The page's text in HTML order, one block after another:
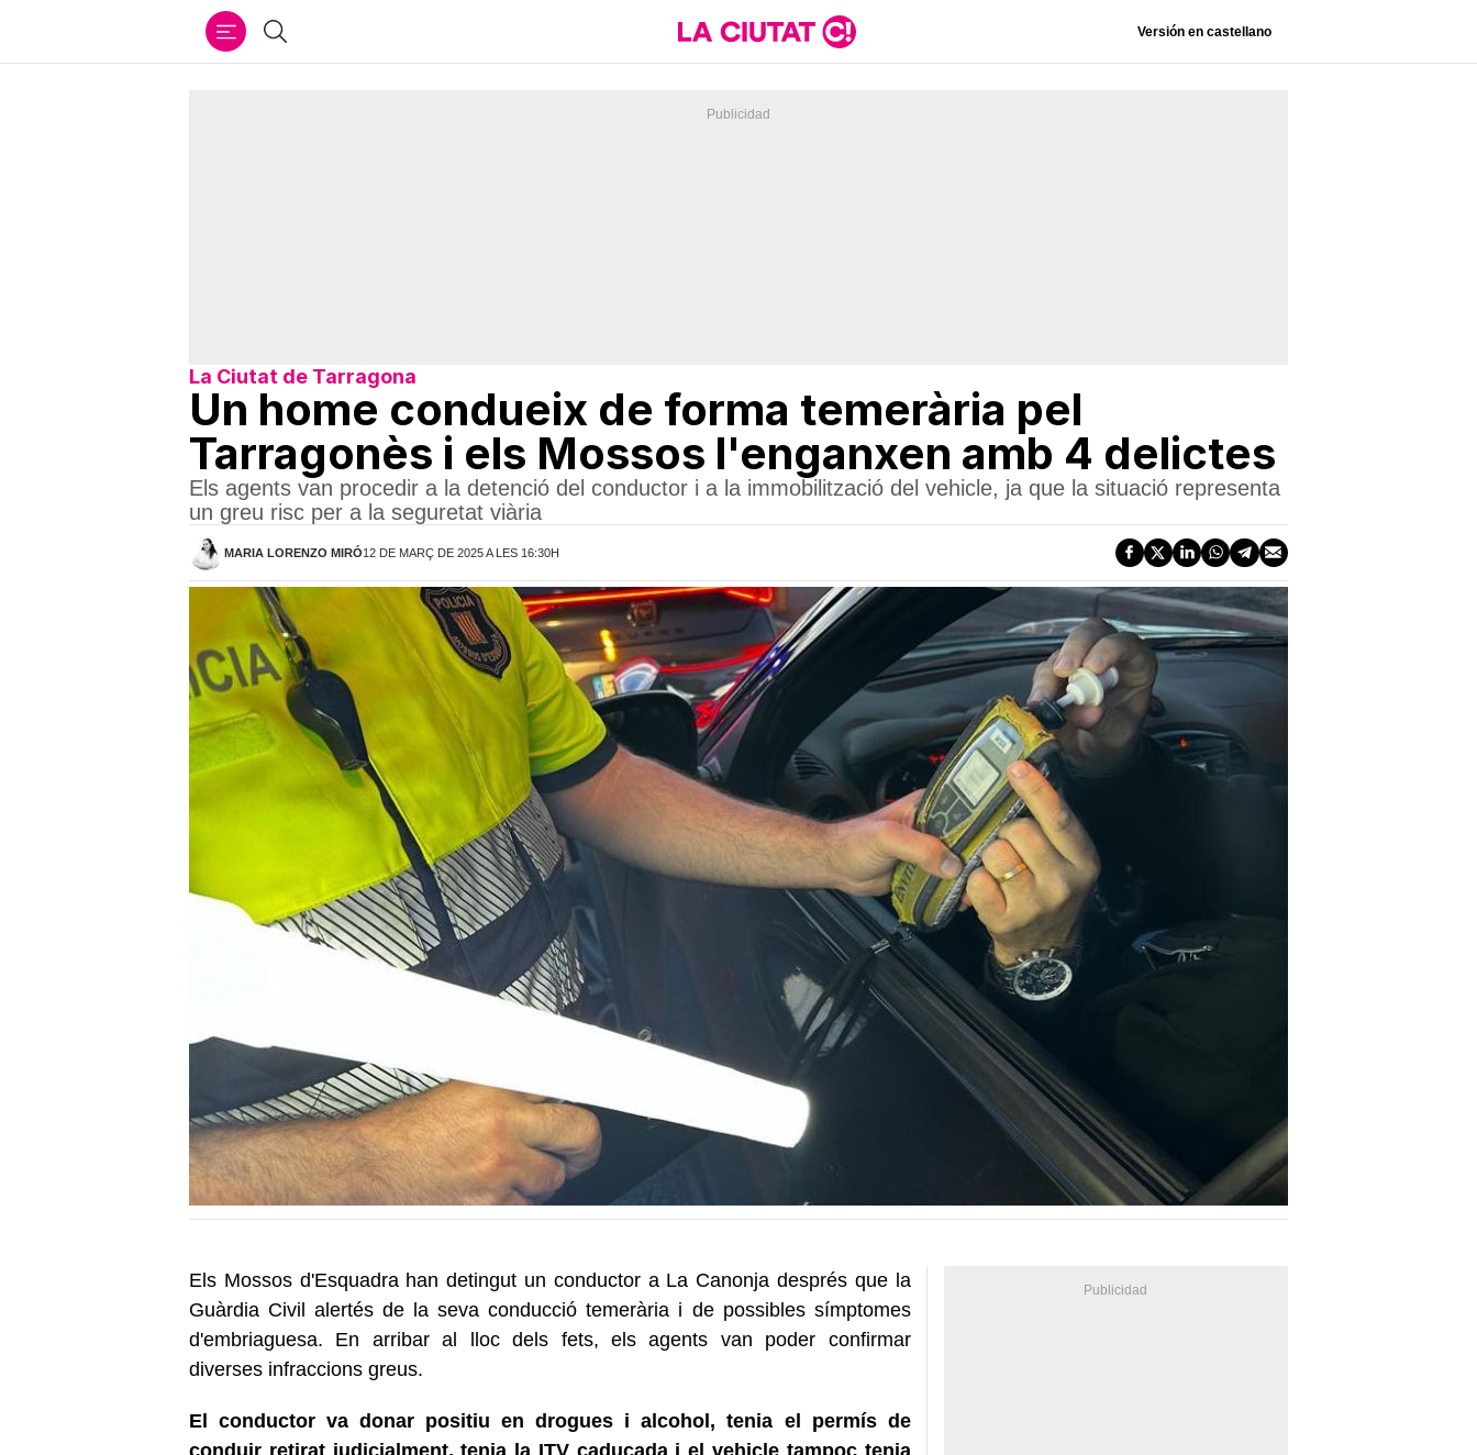
Cercar Versión en castellano
La Ciutat de Tarragona
Un home condueix de forma temerària pel
Tarragonès i els Mossos l'enganxen amb 4 delictes
Els agents van procedir a la detenció del conductor i a la immobilització del vehicle, ja que la situació representa
un greu risc per a la seguretat viària
MARIA LORENZO MIRÓ12 DE MARÇ DE 2025 A LES 16:30H
Els Mossos d'Esquadra han detingut un conductor a La Canonja després que la
Guàrdia Civil alertés de la seva conducció temerària i de possibles símptomes
d'embriaguesa. En arribar al lloc dels fets, els agents van poder confirmar
diverses infraccions greus.
El conductor va donar positiu en drogues i alcohol, tenia el permís de
conduir retirat judicialment, tenia la ITV caducada i el vehicle tampoc tenia